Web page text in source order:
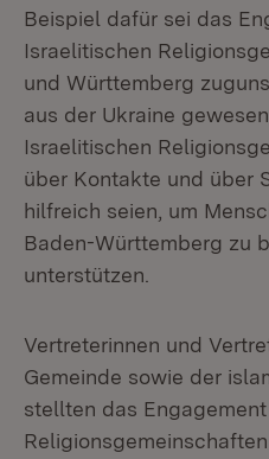
Beispiel dafür sei das
Israelitischen
und Württemberg
aus der Ukraine
Israelitischen
über Kontakte und über
hilfreich seien, um
Baden-Württemberg zu
unterstützen.
Vertreterinnen und
Gemeinde sowie der
stellten das